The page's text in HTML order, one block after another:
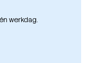
werkdag.